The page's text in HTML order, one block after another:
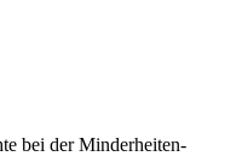
bei der Minderheiten-